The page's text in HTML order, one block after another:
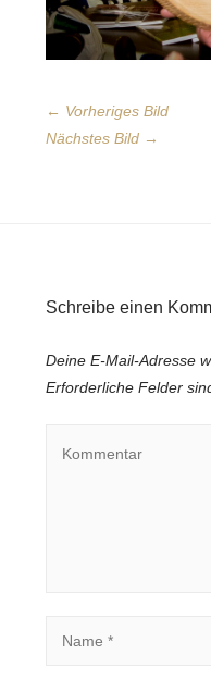
← Vorheriges Bild
Nächstes Bild →
Schreibe einen
Deine E-Mail-Adresse
Erforderliche Felder